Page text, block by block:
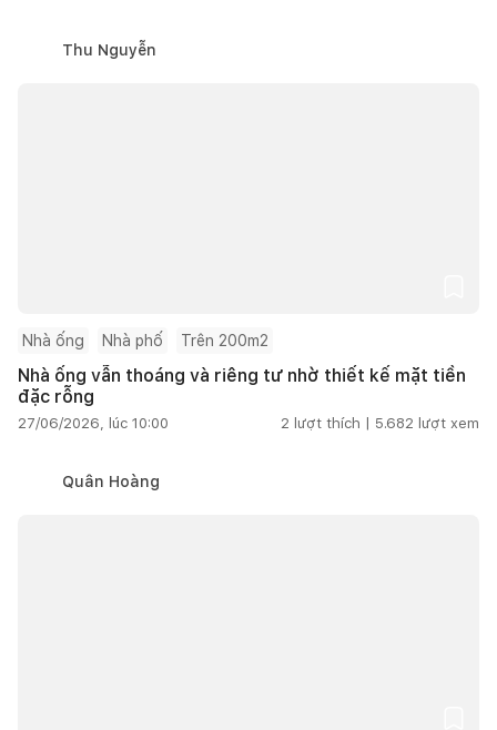
Thu Nguyễn
Nhà ống Nhà phố Trên 200m2
Nhà ống vẫn thoáng và riêng tư nhờ thiết kế mặt tiền
đặc rỗng
27/06/2026, lúc 10:00 2 lượt thích | 5.682 lượt xem
Quân Hoàng